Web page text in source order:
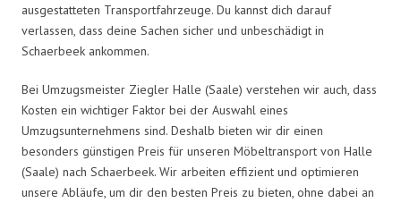
ausgestatteten Transportfahrzeuge. Du kannst dich darauf
verlassen, dass deine Sachen sicher und unbeschädigt in
Schaerbeek ankommen.
Bei Umzugsmeister Ziegler Halle (Saale) verstehen wir auch, dass
Kosten ein wichtiger Faktor bei der Auswahl eines
Umzugsunternehmens sind. Deshalb bieten wir dir einen
besonders günstigen Preis für unseren Möbeltransport von Halle
(Saale) nach Schaerbeek. Wir arbeiten effizient und optimieren
unsere Abläufe, um dir den besten Preis zu bieten, ohne dabei an